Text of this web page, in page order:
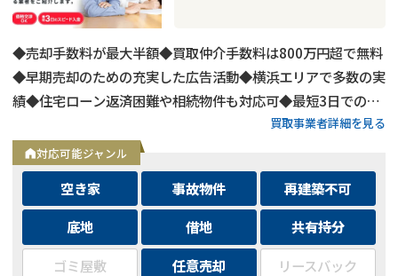
◆売却手数料が最大半額◆買取仲介手数料は800万円超で無料
◆早期売却のための充実した広告活動◆横浜エリアで多数の実
績◆住宅ローン返済困難や相続物件も対応可◆最短3日での売
却も可能◆プロフェッショナルによる徹底サポート買取事業者詳細を見る
対応可能ジャンル
空き家 事故物件
再建築不可
底地
借地
共有持分
ゴミ屋敷
任意売却 リースバック